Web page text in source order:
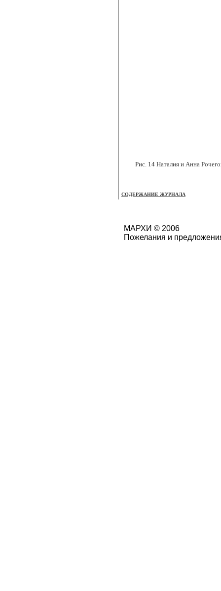
Рис. 14 Наталия и Анна
СОДЕРЖАНИЕ ЖУРНАЛА
МАРХИ © 2006
Пожелания и